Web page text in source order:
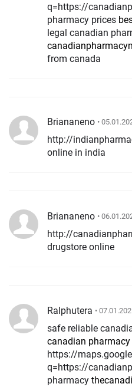
q=https://
pharmacy prices
legal canadian
from canada
Briananeno •
http://
online in india
Briananeno •
http://
drugstore online
Ralphutera •
safe reliable
canadian pharmacy
https://
q=https://
pharmacy